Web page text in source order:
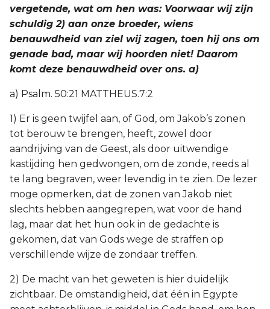
vergetende, wat om hen was: Voorwaar wij zijn
schuldig 2) aan onze broeder, wiens
benauwdheid van ziel wij zagen, toen hij ons om
genade bad, maar wij hoorden niet! Daarom
komt deze benauwdheid over ons. a)
a) Psalm. 50:21 MATTHEUS.7:2
1) Er is geen twijfel aan, of God, om Jakob’s zonen
tot berouw te brengen, heeft, zowel door
aandrijving van de Geest, als door uitwendige
kastijding hen gedwongen, om de zonde, reeds al
te lang begraven, weer levendig in te zien. De lezer
moge opmerken, dat de zonen van Jakob niet
slechts hebben aangegrepen, wat voor de hand
lag, maar dat het hun ook in de gedachte is
gekomen, dat van Gods wege de straffen op
verschillende wijze de zondaar treffen.
2) De macht van het geweten is hier duidelijk
zichtbaar. De omstandigheid, dat één in Egypte